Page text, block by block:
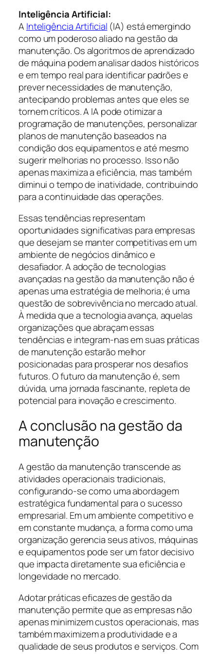
Inteligência Artificial:
A Inteligência Artificial (IA) está emergindo
como um poderoso aliado na gestão da
manutenção. Os algoritmos de aprendizado
de máquina podem analisar dados históricos
e em tempo real para identificar padrões e
prever necessidades de manutenção,
antecipando problemas antes que eles se
tornem críticos. A IA pode otimizar a
programação de manutenções, personalizar
planos de manutenção baseados na
condição dos equipamentos e até mesmo
sugerir melhorias no processo. Isso não
apenas maximiza a eficiência, mas também
diminui o tempo de inatividade, contribuindo
para a continuidade das operações.
Essas tendências representam
oportunidades significativas para empresas
que desejam se manter competitivas em um
ambiente de negócios dinâmico e
desafiador. A adoção de tecnologias
avançadas na gestão da manutenção não é
apenas uma estratégia de melhoria; é uma
questão de sobrevivência no mercado atual.
À medida que a tecnologia avança, aquelas
organizações que abraçam essas
tendências e integram-nas em suas práticas
de manutenção estarão melhor
posicionadas para prosperar nos desafios
futuros. O futuro da manutenção é, sem
dúvida, uma jornada fascinante, repleta de
potencial para inovação e crescimento.
A conclusão na gestão da
manutenção
A gestão da manutenção transcende as
atividades operacionais tradicionais,
configurando-se como uma abordagem
estratégica fundamental para o sucesso
empresarial. Em um ambiente competitivo e
em constante mudança, a forma como uma
organização gerencia seus ativos, máquinas
e equipamentos pode ser um fator decisivo
que impacta diretamente sua eficiência e
longevidade no mercado.
Adotar práticas eficazes de gestão da
manutenção permite que as empresas não
apenas minimizem custos operacionais, mas
também maximizem a produtividade e a
qualidade de seus produtos e serviços. Com